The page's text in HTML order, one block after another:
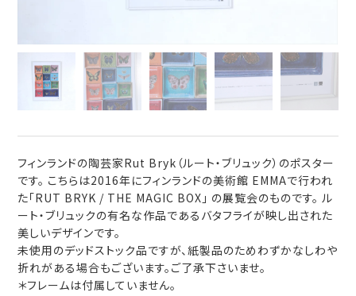
フィンランドの陶芸家Rut Bryk（ルート・ブリュック）のポスター
です。 こちらは2016年にフィンランドの美術館 EMMAで行われ
た「RUT BRYK / THE MAGIC BOX」 の展覧会のものです。 ル
ート・ブリュックの有名な作品であるバタフライが映し出された
美しいデザインです。
未使用のデッドストック品ですが、紙製品のためわずかなしわや
折れがある場合もございます。ご了承下さいませ。
＊フレームは付属していません。